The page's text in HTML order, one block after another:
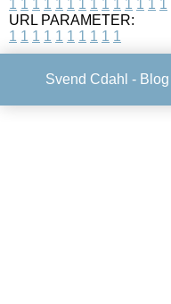
1 1 1 1 1 1 1 1 1 1 1 1 1 1
URL PARAMETER:
1 1 1 1 1 1 1 1 1 1
Svend Cdahl - Blog